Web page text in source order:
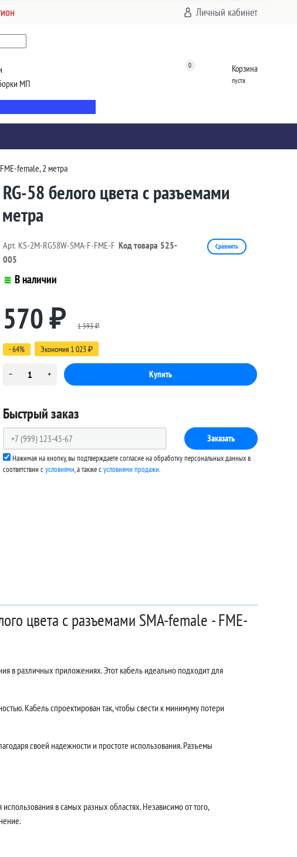
Личный кабинет
МП
0 Корзина
пуста
female, 2 метра
58 белого цвета с разъемами
Арт. KS-2M-RG58W-SMA-F-FME-F Код товара 525-
005
Сравнить
В наличии
570 ₽ 1 593₽
- 64% Экономия 1 023 ₽
Быстрый заказ
Заказать
Нажимая на кнопку, вы подтверждаете согласие на обработку персональных данных в
соответствии сусловиями, а также cусловиями продажи.
цвета с разъемами SMA-female - FME-
в различных приложениях. Этот кабель идеально подходит для
Кабель спроектирован так, чтобы свести к минимуму потери
своей надежности и простоте использования. Разъемы
в самых разных областях. Независимо от того,